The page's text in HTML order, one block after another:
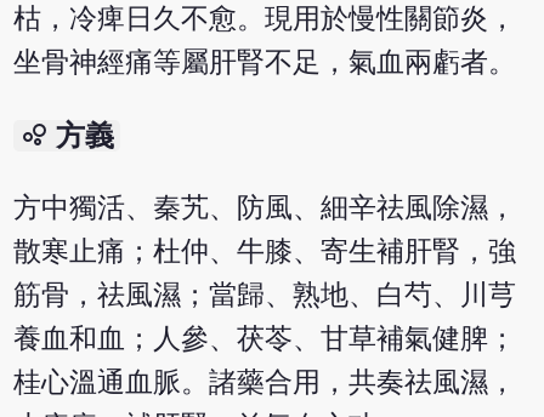
枯，冷痺日久不愈。現用於慢性關節炎，
坐骨神經痛等屬肝腎不足，氣血兩虧者。
bubble_chart 方義
方中獨活、秦艽、防風、細辛祛風除濕，
散寒止痛；杜仲、牛膝、寄生補肝腎，強
筋骨，祛風濕；當歸、熟地、白芍、川芎
養血和血；人參、茯苓、甘草補氣健脾；
桂心溫通血脈。諸藥合用，共奏祛風濕，